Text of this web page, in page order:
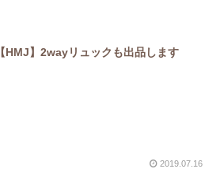
【HMJ】2wayリュックも出品します
2019.07.16